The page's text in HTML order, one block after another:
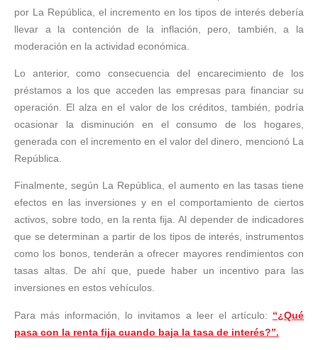
por La República, el incremento en los tipos de interés debería
llevar a la contención de la inflación, pero, también, a la
moderación en la actividad económica.
Lo anterior, como consecuencia del encarecimiento de los
préstamos a los que acceden las empresas para financiar su
operación. El alza en el valor de los créditos, también, podría
ocasionar la disminución en el consumo de los hogares,
generada con el incremento en el valor del dinero, mencionó La
República.
Finalmente, según La República, el aumento en las tasas tiene
efectos en las inversiones y en el comportamiento de ciertos
activos, sobre todo, en la renta fija. Al depender de indicadores
que se determinan a partir de los tipos de interés, instrumentos
como los bonos, tenderán a ofrecer mayores rendimientos con
tasas altas. De ahí que, puede haber un incentivo para las
inversiones en estos vehículos.
Para más información, lo invitamos a leer el artículo: “¿Qué
pasa con la renta fija cuando baja la tasa de interés?”.